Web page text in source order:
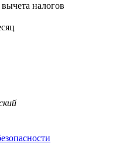
налогов